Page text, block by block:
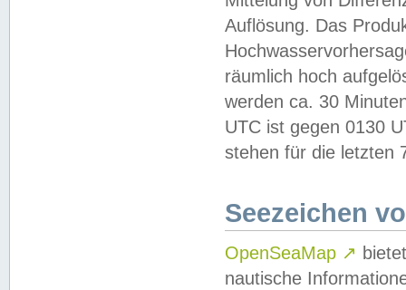
Auflösung. Das
räumlich hoch
werden ca. 30
UTC ist gegen 0130
stehen für die letzten
Seezeichen
OpenSeaMap ↗
nautische